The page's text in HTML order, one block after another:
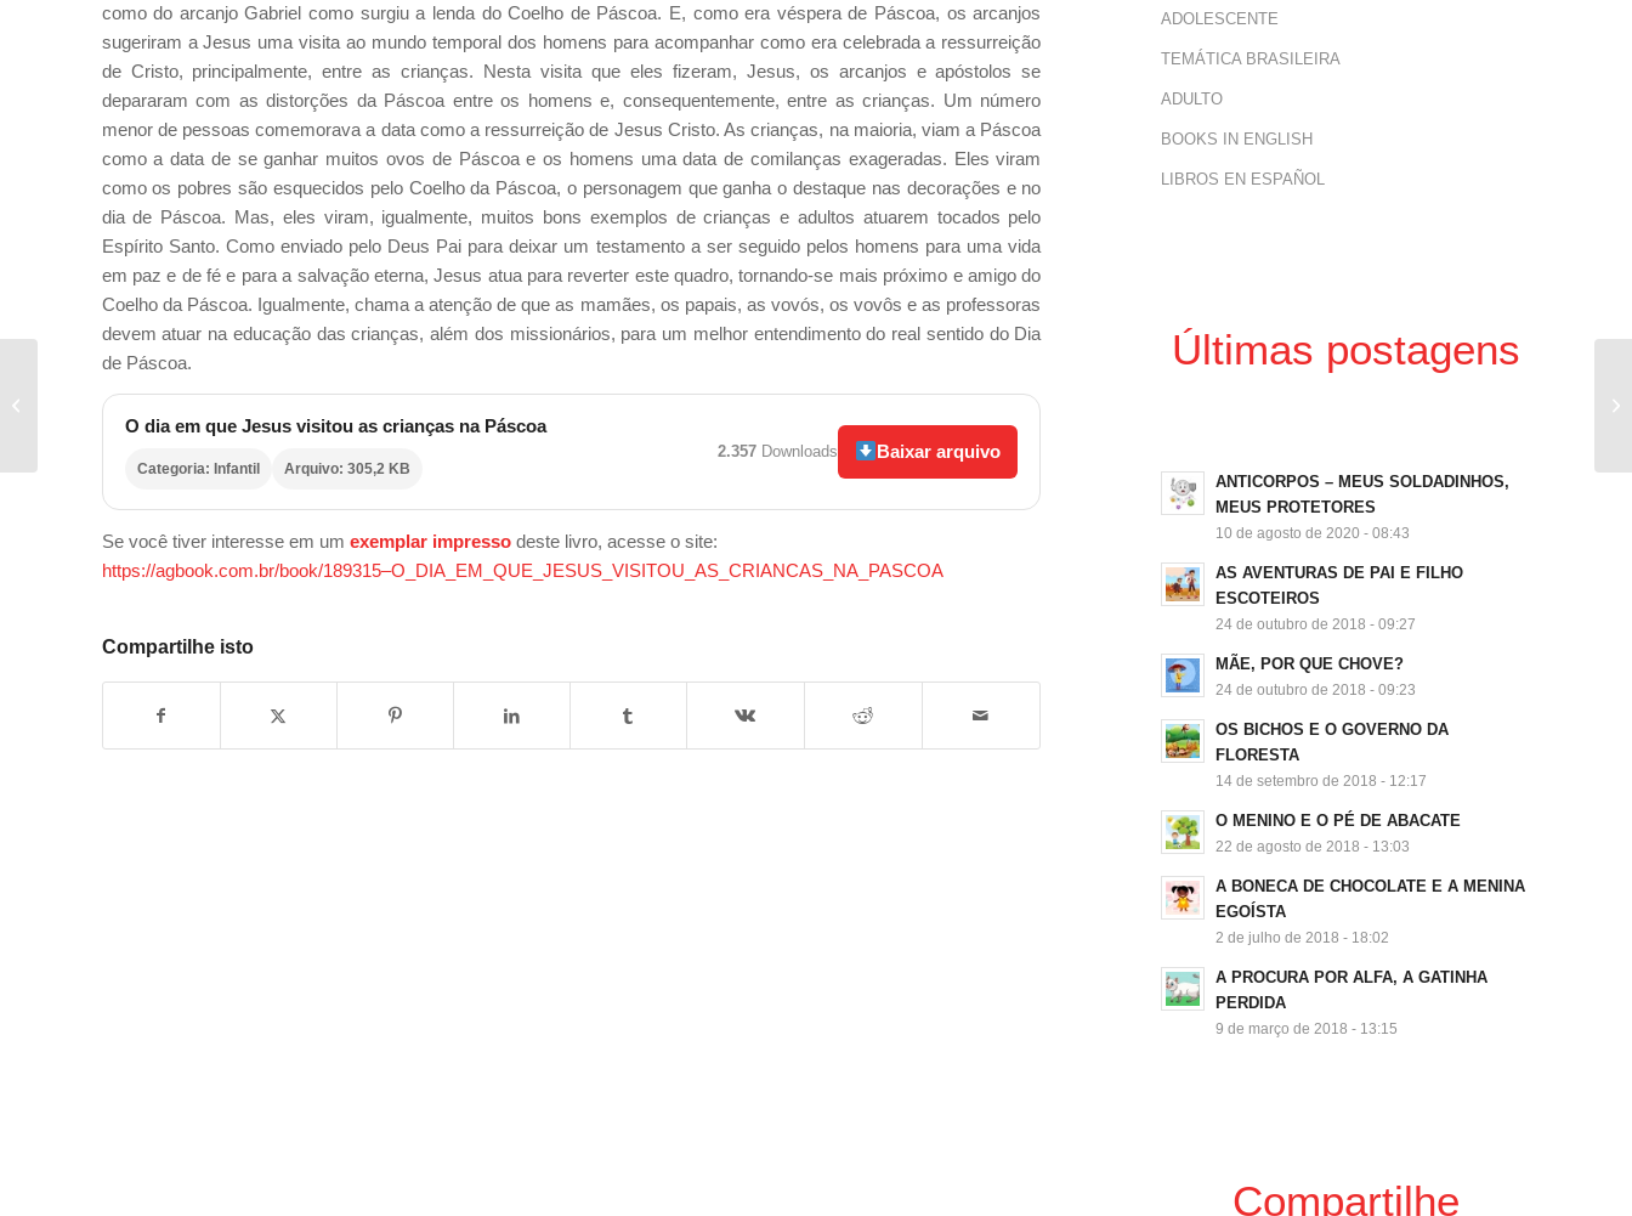
como do arcanjo Gabriel como surgiu a lenda do Coelho de Páscoa. E, como era véspera de Páscoa, os arcanjos
sugeriram a Jesus uma visita ao mundo temporal dos homens para acompanhar como era celebrada a ressurreição
de Cristo, principalmente, entre as crianças. Nesta visita que eles fizeram, Jesus, os arcanjos e apóstolos se
depararam com as distorções da Páscoa entre os homens e, consequentemente, entre as crianças. Um número
menor de pessoas comemorava a data como a ressurreição de Jesus Cristo. As crianças, na maioria, viam a Páscoa
como a data de se ganhar muitos ovos de Páscoa e os homens uma data de comilanças exageradas. Eles viram
como os pobres são esquecidos pelo Coelho da Páscoa, o personagem que ganha o destaque nas decorações e no
dia de Páscoa. Mas, eles viram, igualmente, muitos bons exemplos de crianças e adultos atuarem tocados pelo
Espírito Santo. Como enviado pelo Deus Pai para deixar um testamento a ser seguido pelos homens para uma vida
em paz e de fé e para a salvação eterna, Jesus atua para reverter este quadro, tornando-se mais próximo e amigo do
Coelho da Páscoa. Igualmente, chama a atenção de que as mamães, os papais, as vovós, os vovôs e as professoras
devem atuar na educação das crianças, além dos missionários, para um melhor entendimento do real sentido do Dia
de Páscoa.
O dia em que Jesus visitou as crianças na Páscoa
Categoria: Infantil Arquivo: 305,2 KB
2.357 Downloads Baixar arquivo
Se você tiver interesse em um exemplar impressodeste livro, acesse o site:
https://agbook.com.br/book/189315–O_DIA_EM_QUE_JESUS_VISITOU_AS_CRIANCAS_NA_PASCOA
Compartilhe isto
ADOLESCENTE
TEMÁTICA BRASILEIRA
ADULTO
BOOKS IN ENGLISH
LIBROS EN ESPAÑOL
Últimas postagens
ANTICORPOS – MEUS SOLDADINHOS,
MEUS PROTETORES
10 de agosto de 2020 - 08:43
AS AVENTURAS DE PAI E FILHO
ESCOTEIROS
24 de outubro de 2018 - 09:27
MÃE, POR QUE CHOVE?
24 de outubro de 2018 - 09:23
OS BICHOS E O GOVERNO DA
FLORESTA
14 de setembro de 2018 - 12:17
O MENINO E O PÉ DE ABACATE
22 de agosto de 2018 - 13:03
A BONECA DE CHOCOLATE E A MENINA
EGOÍSTA
2 de julho de 2018 - 18:02
A PROCURA POR ALFA, A GATINHA
PERDIDA
9 de março de 2018 - 13:15
Compartilhe
O MENINO QUE
QUERIA TER AMIGOS